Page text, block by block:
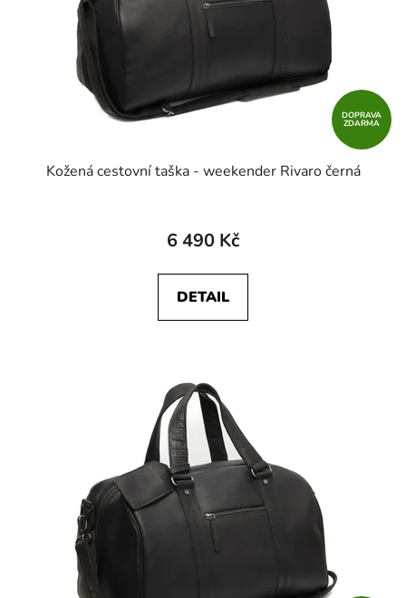
DOPRAVA
ZDARMA
Kožená cestovní taška - weekender Rivaro černá
6 490 Kč
DETAIL